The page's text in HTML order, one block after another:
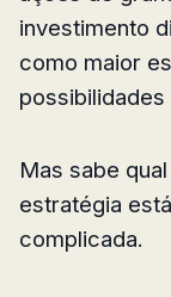
investimento
como maior
Mas sabe
estratégia
complicada.